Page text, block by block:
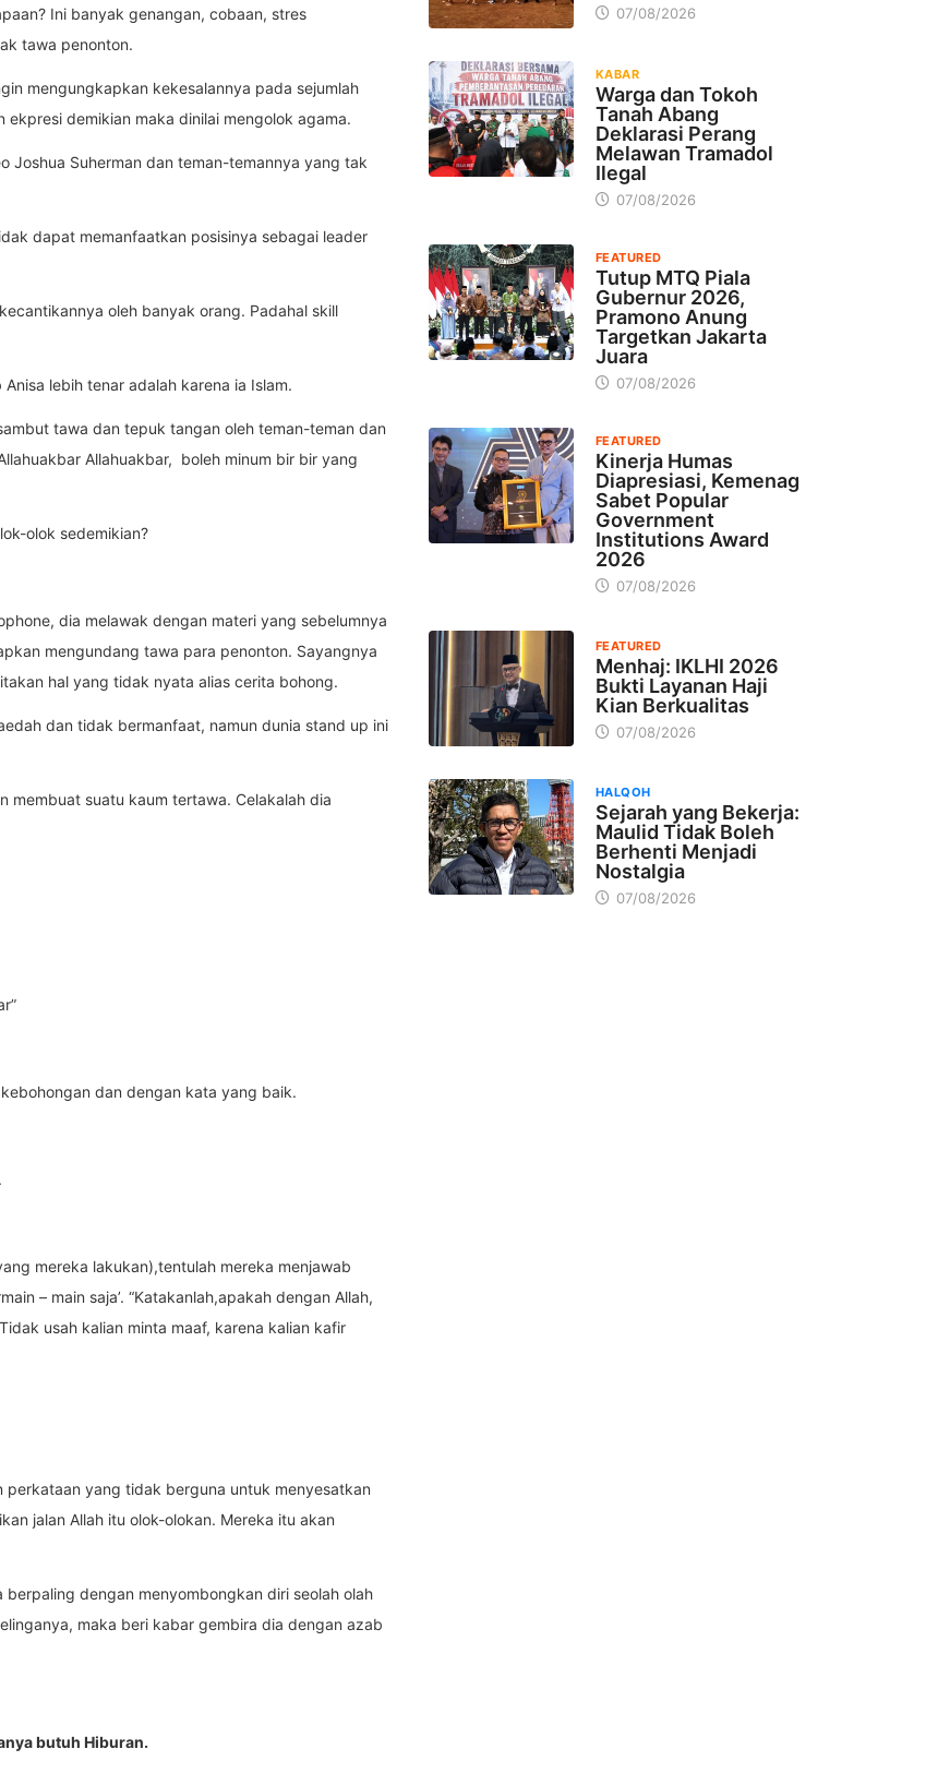
Ini banyak genangan, cobaan, stres
tawa penonton.
mengungkapkan kekesalannya pada sejumlah
demikian maka dinilai mengolok agama.
Joshua Suherman dan teman-temannya yang tak
dapat memanfaatkan posisinya sebagai leader
oleh banyak orang. Padahal skill
lebih tenar adalah karena ia Islam.
tawa dan tepuk tangan oleh teman-teman dan
Allahuakbar, boleh minum bir bir yang
olok sedemikian?
dia melawak dengan materi yang sebelumnya
mengundang tawa para penonton. Sayangnya
hal yang tidak nyata alias cerita bohong.
dan tidak bermanfaat, namun dunia stand up ini
membuat suatu kaum tertawa. Celakalah dia
dan dengan kata yang baik.
mereka lakukan),tentulah mereka menjawab
– main saja’. “Katakanlah,apakah dengan Allah,
usah kalian minta maaf, karena kalian kafir
perkataan yang tidak berguna untuk menyesatkan
jalan Allah itu olok-olokan. Mereka itu akan
dengan menyombongkan diri seolah olah
maka beri kabar gembira dia dengan azab
butuh Hiburan.
07/08/2026
KABAR
Warga dan Tokoh
Tanah Abang
Deklarasi Perang
Melawan Tramadol
Ilegal
07/08/2026
FEATURED
Tutup MTQ Piala
Gubernur 2026,
Pramono Anung
Targetkan Jakarta
Juara
07/08/2026
FEATURED
Kinerja Humas
Diapresiasi, Kemenag
Sabet Popular
Government
Institutions Award
2026
07/08/2026
FEATURED
Menhaj: IKLHI 2026
Bukti Layanan Haji
Kian Berkualitas
07/08/2026
HALQOH
Sejarah yang Bekerja:
Maulid Tidak Boleh
Berhenti Menjadi
Nostalgia
07/08/2026